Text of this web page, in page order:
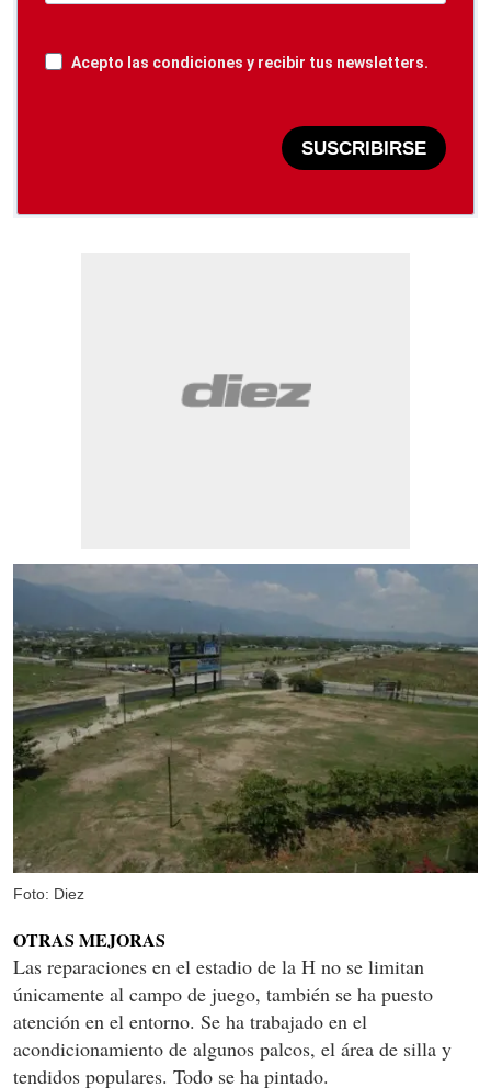
Acepto las condiciones y recibir tus newsletters.
SUSCRIBIRSE
Foto: Diez
OTRAS MEJORAS
Las reparaciones en el estadio de la H no se limitan
únicamente al campo de juego, también se ha puesto
atención en el entorno. Se ha trabajado en el
acondicionamiento de algunos palcos, el área de silla y
tendidos populares. Todo se ha pintado.